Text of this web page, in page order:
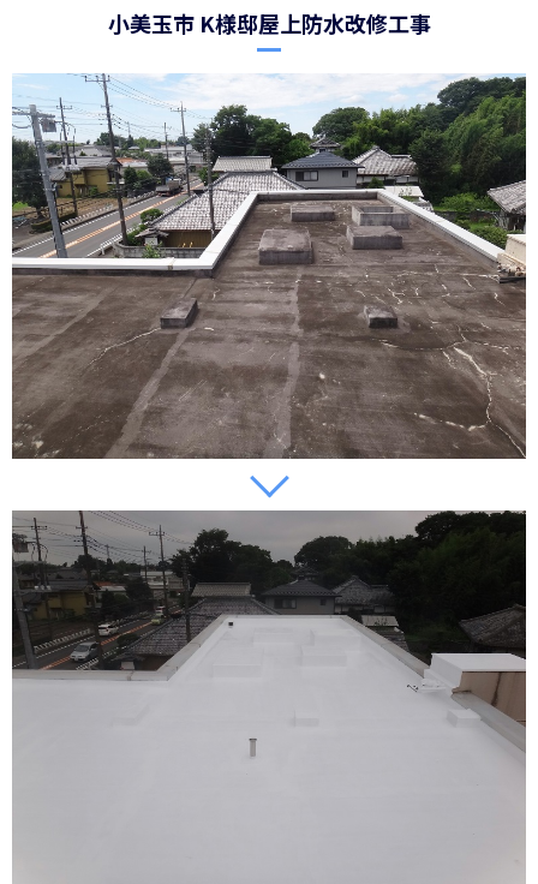
小美玉市 K様邸屋上防水改修工事